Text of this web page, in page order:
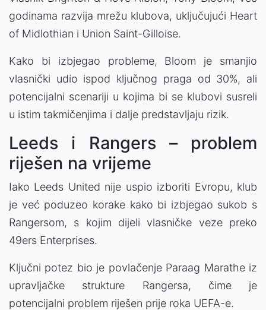
godinama razvija mrežu klubova, uključujući Heart
of Midlothian i Union Saint-Gilloise.
Kako bi izbjegao probleme, Bloom je smanjio
vlasnički udio ispod ključnog praga od 30%, ali
potencijalni scenariji u kojima bi se klubovi susreli
u istim takmičenjima i dalje predstavljaju rizik.
Leeds i Rangers – problem
riješen na vrijeme
Iako Leeds United nije uspio izboriti Evropu, klub
je već poduzeo korake kako bi izbjegao sukob s
Rangersom, s kojim dijeli vlasničke veze preko
49ers Enterprises.
Ključni potez bio je povlačenje Paraag Maratheiz
upravljačke strukture Rangersa, čime je
potencijalni problem riješen prije roka UEFA-e.